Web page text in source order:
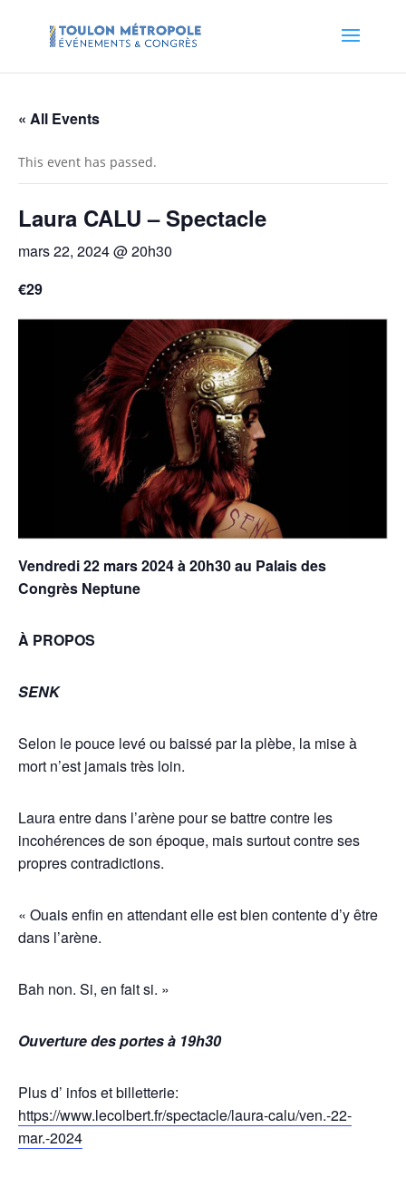
« All Events
This event has passed.
Laura CALU – Spectacle
mars 22, 2024 @ 20h30
€29
Vendredi 22 mars 2024 à 20h30 au Palais des
Congrès Neptune
À PROPOS
SENK
Selon le pouce levé ou baissé par la plèbe, la mise à
mort n’est jamais très loin.
Laura entre dans l’arène pour se battre contre les
incohérences de son époque, mais surtout contre ses
propres contradictions.
« Ouais enfin en attendant elle est bien contente d’y être
dans l’arène.
Bah non. Si, en fait si. »
Ouverture des portes à 19h30
Plus d’ infos et billetterie:
https://www.lecolbert.fr/spectacle/laura-calu/ven.-22-
mar.-2024